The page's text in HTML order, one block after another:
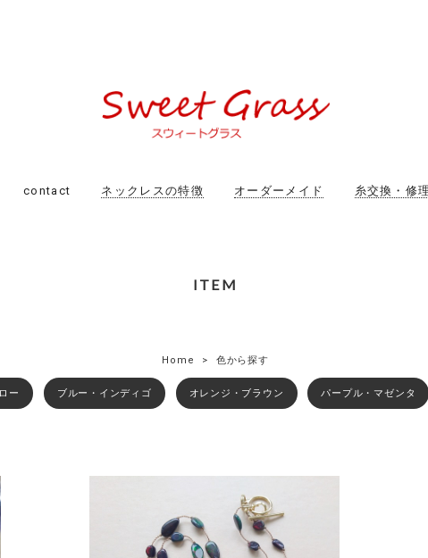
contact ネックレスの特徴 オーダーメイド 糸交換・修
ITEM
Home 色から探す
ー ブルー・インディゴ オレンジ・ブラウン パープル・マゼンタ